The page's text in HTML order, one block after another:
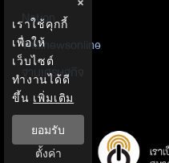
Nation
Thainewsonline
ฐานเศรษฐกิจ
เราใช้คุกกี้
เพื่อให้
เว็บไซต์
ทำงานได้ดี
ขึ้น เพิ่มเติม
ยอมรับ
ตั้งค่า